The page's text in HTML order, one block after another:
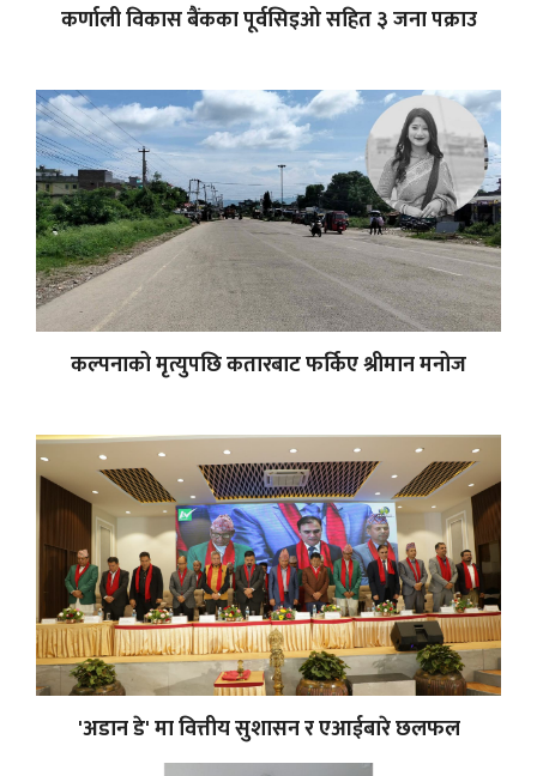
कर्णाली विकास बैंकका पूर्वसिइओ सहित ३ जना पक्राउ
कल्पनाको मृत्युपछि कतारबाट फर्किए श्रीमान मनोज
'अडान डे' मा वित्तीय सुशासन र एआईबारे छलफल